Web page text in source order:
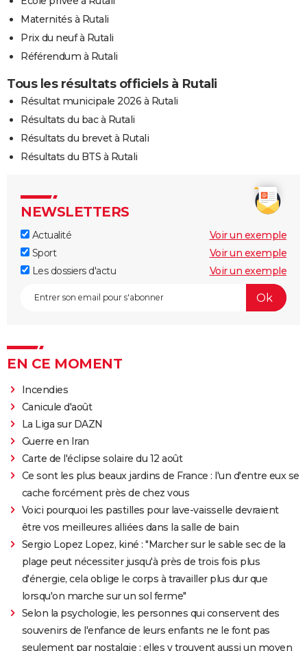
Maternités à Rutali
Prix du neuf à Rutali
Référendum à Rutali
Tous les résultats officiels à Rutali
Résultat municipale 2026 à Rutali
Résultats du bac à Rutali
Résultats du brevet à Rutali
Résultats du BTS à Rutali
NEWSLETTERS
Actualité
Voir un exemple
Sport
Voir un exemple
Les dossiers d'actu
Voir un exemple
EN CE MOMENT
Incendies
Canicule d'août
La Liga sur DAZN
Guerre en Iran
Carte de l'éclipse solaire du 12 août
Ce sont les plus beaux jardins de France : l'un d'entre eux se
cache forcément près de chez vous
Voici pourquoi les pastilles pour lave-vaisselle devraient
être vos meilleures alliées dans la salle de bain
Sergio Lopez Lopez, kiné : "Marcher sur le sable sec de la
plage peut nécessiter jusqu'à près de trois fois plus
d'énergie, cela oblige le corps à travailler plus dur que
lorsqu'on marche sur un sol ferme"
Selon la psychologie, les personnes qui conservent des
souvenirs de l'enfance de leurs enfants ne le font pas
seulement par nostalgie : elles y trouvent aussi un moyen